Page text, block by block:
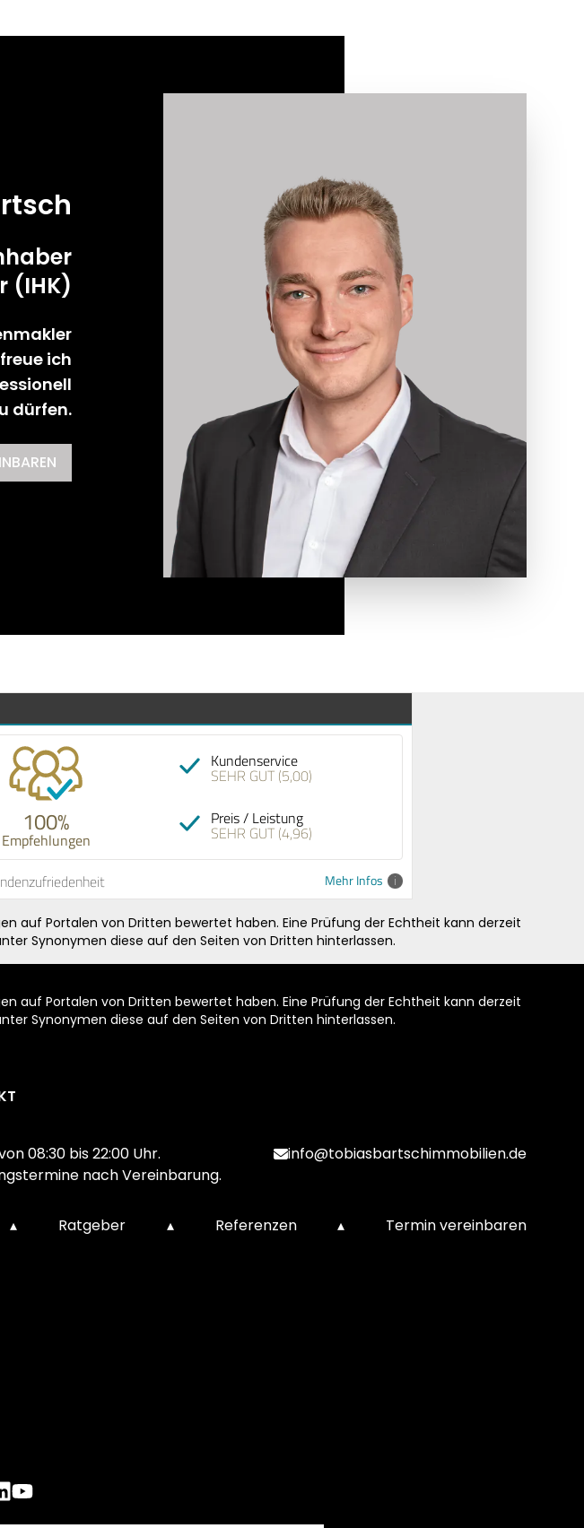
(IHK)
ich
dürfen.
100%
Empfehlungen
Kundenservice
SEHR GUT (5,00)
Preis / Leistung
SEHR GUT (4,96)
Mehr Infos
auf Portalen von Dritten bewertet haben. Eine Prüfung der Echtheit kann derzeit
Synonymen diese auf den Seiten von Dritten hinterlassen.
auf Portalen von Dritten bewertet haben. Eine Prüfung der Echtheit kann derzeit
Synonymen diese auf den Seiten von Dritten hinterlassen.
08:30 bis 22:00 Uhr.
nach Vereinbarung.
info@tobiasbartschimmobilien.de
▴ Ratgeber ▴ Referenzen ▴ Termin vereinbaren
YouTube